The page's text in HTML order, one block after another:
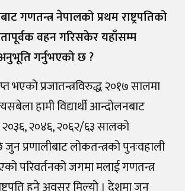
गणतन्त्र नेपालको प्रथम राष्ट्रपतिको
वहन गरिसकेर यहाँसम्म
गर्नुभएको छ ?
भएको प्रजातन्त्रविरुद्ध २०१७ सालमा
हामी विद्यार्थी आन्दोलनबाट
२०३६, २०४६, २०६२/६३ सालको
प्रणालीबाट लोकतन्त्रको पुनःवहाली
परिवर्तनको जगमा मलाई गणतन्त्र